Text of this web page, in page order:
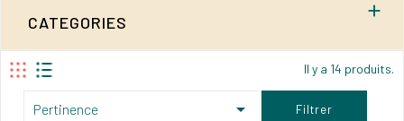
CATEGORIES

Il y a 14 produits.
Pertinence  Filtrer